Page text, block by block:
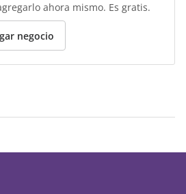
ahora mismo. Es gratis.
negocio